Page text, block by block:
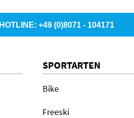
HOTLINE: +49 (0)8071 - 104171
SPORTARTEN
Bike
Freeski